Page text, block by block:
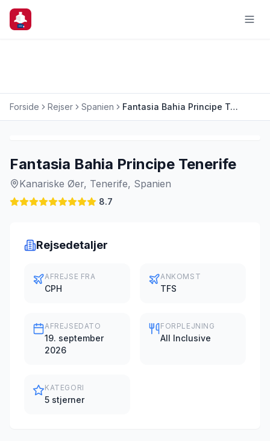
Forside Rejser Spanien Fantasia Bahia Principe Tenerife
Fantasia Bahia Principe Tenerife
Kanariske Øer, Tenerife, Spanien
8.7
Rejsedetaljer
AFREJSE FRA
CPH
ANKOMST
TFS
AFREJSEDATO
19. september
2026
FORPLEJNING
All Inclusive
KATEGORI
5 stjerner